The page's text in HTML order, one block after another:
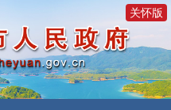
关怀版